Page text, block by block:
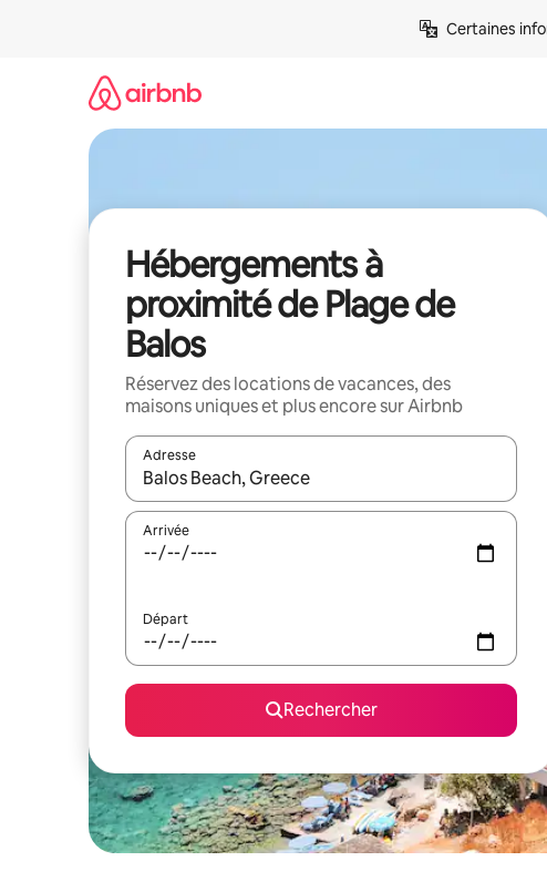
Certaines
Hébergements à
proximité de Plage de
Balos
Réservez des locations de vacances, des
maisons uniques et plus encore sur Airbnb
Adresse
Lorsque les résultats s'affichent, utilisez les flèches
Arrivée
Départ
Rechercher